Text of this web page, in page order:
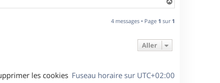
a
t
4 messages • Page 1 sur 1
Aller
Fuseau horaire sur UTC+02:00
les cookies